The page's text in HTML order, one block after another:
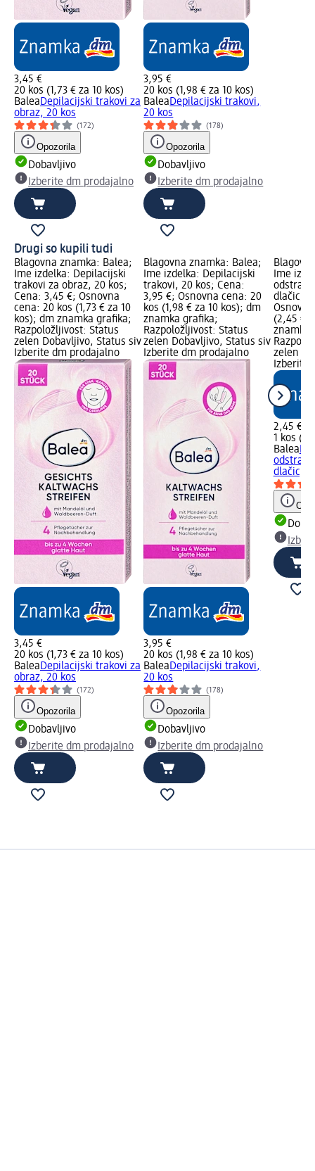
3,45 €
20 kos (1,73 € za 10 kos)
BaleaDepilacijski trakovi za
obraz, 20 kos
(172)
Opozorila
Dobavljivo
Izberite dm prodajalno
3,95 €
20 kos (1,98 € za 10 kos)
BaleaDepilacijski trakovi,
20 kos
(178)
Opozorila
Dobavljivo
Izberite dm prodajalno
Drugi so kupili tudi
Blagovna znamka: Balea;
Ime izdelka: Depilacijski
trakovi za obraz, 20 kos;
Cena: 3,45 €; Osnovna
cena: 20 kos (1,73 € za 10
kos); dm znamka grafika;
Razpoložljivost: Status
zelen Dobavljivo, Status siv
Izberite dm prodajalno
3,45 €
20 kos (1,73 € za 10 kos)
BaleaDepilacijski trakovi za
obraz, 20 kos
(172)
Opozorila
Dobavljivo
Izberite dm prodajalno
Blagovna znamka: Balea;
Ime izdelka: Depilacijski
trakovi, 20 kos; Cena:
3,95 €; Osnovna cena: 20
kos (1,98 € za 10 kos); dm
znamka grafika;
Razpoložljivost: Status
zelen Dobavljivo, Status siv
Izberite dm prodajalno
3,95 €
20 kos (1,98 € za 10 kos)
BaleaDepilacijski trakovi,
20 kos
(178)
Opozorila
Dobavljivo
Izberite dm prodajalno
Ime
dlačic, 3
(2,45 €
znamka
zelen
Izberite
2,45 €
1 kos
Balea
dlačic, 3